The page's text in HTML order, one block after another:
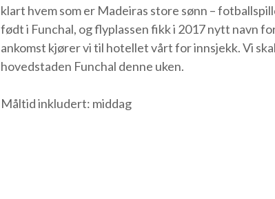
klart hvem som er Madeiras store sønn –
født i Funchal, og flyplassen fikk i 2017 nytt navn
ankomst kjører vi til hotellet vårt for innsjekk. Vi
hovedstaden Funchal denne uken.
Måltid inkludert: middag